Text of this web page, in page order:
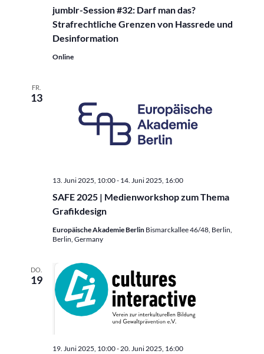
jumblr-Session #32: Darf man das?
Strafrechtliche Grenzen von Hassrede und
Desinformation
Online
FR.
13
SAFE 2025 | Medienworkshop zum Thema
Grafikdesign
13. Juni 2025, 10:00- 14. Juni 2025, 16:00
Europäische Akademie Berlin Bismarckallee 46/48, Berlin,
Berlin, Germany
DO.
19
19. Juni 2025, 10:00- 20. Juni 2025, 16:00